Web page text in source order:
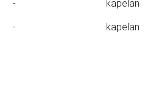
- kapelan
- kapelan